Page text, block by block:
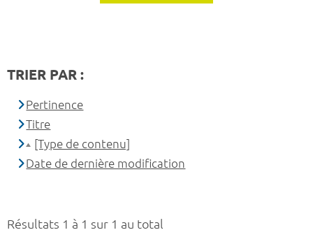
Résultats 1 à 1 sur 1 au total
TRIER PAR :
Pertinence
Titre
[Type de contenu]
Date de dernière modification